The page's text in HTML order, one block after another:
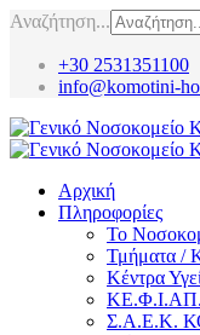
Αναζήτηση...
+30 2531351100
info@komotini-
Αρχική
Πληροφορίες
Το
Τμήματα /
Κέντρα
ΚΕ.Φ.Ι.ΑΠ.
Σ.Α.Ε.Κ.